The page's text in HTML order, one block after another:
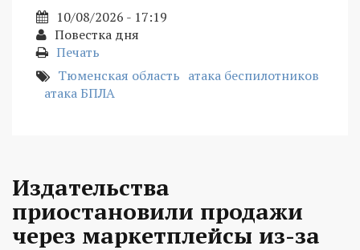
10/08/2026 - 17:19
Повестка дня
Печать
Тюменская область атака беспилотников
атака БПЛА
Издательства
приостановили продажи
через маркетплейсы из-за